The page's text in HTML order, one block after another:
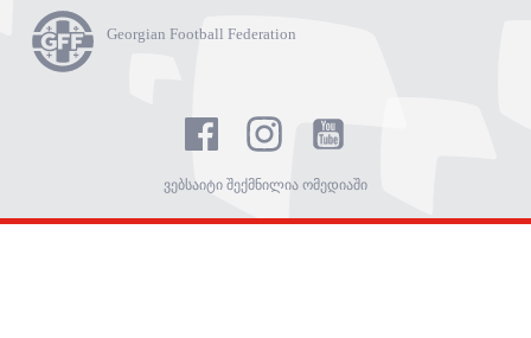
Georgian Football Federation
ვებსაიტი შექმნილია ომედიაში